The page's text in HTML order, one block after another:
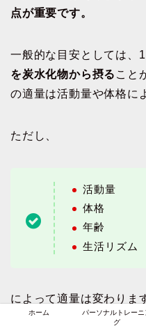
点が重要です。
一般的な目安としては、
を炭水化物から摂る こと
の適量は活動量や体格に
ただし、
活動量
体格
年齢
生活リズム
によって適量は変わりま
ホーム
パーソナルトレーニ
グ